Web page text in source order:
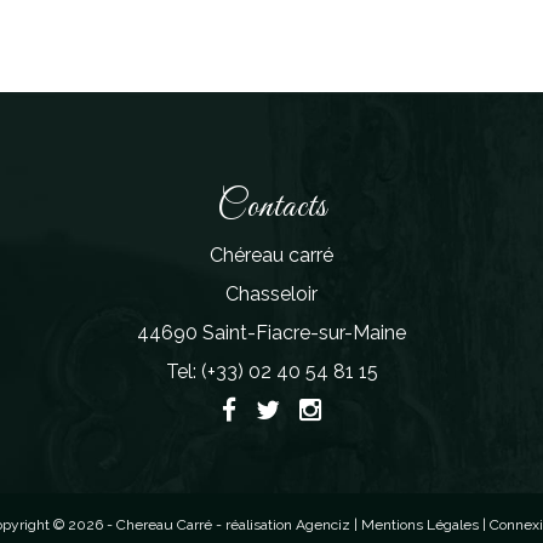
Contacts
Chéreau carré
Chasseloir
44690 Saint-Fiacre-sur-Maine
Tel: (+33) 02 40 54 81 15
© 2026 - Chereau Carré - réalisation Agenciz Mentions Légales